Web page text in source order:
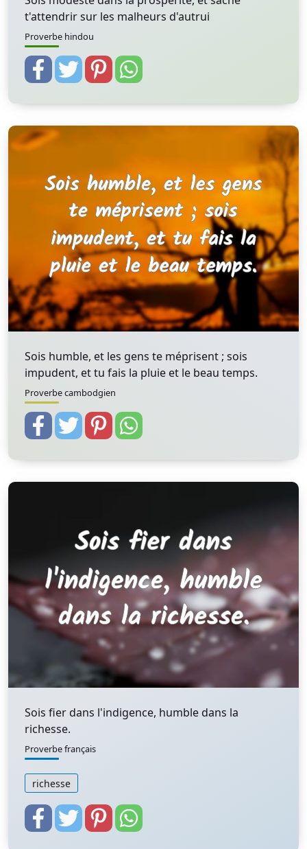
t'attendrir sur les malheurs d'autrui
Proverbe hindou
Sois humble, et les gens te méprisent ; sois
impudent, et tu fais la pluie et le beau temps.
Proverbe cambodgien
Sois fier dans l'indigence, humble dans la
richesse.
Proverbe français
richesse